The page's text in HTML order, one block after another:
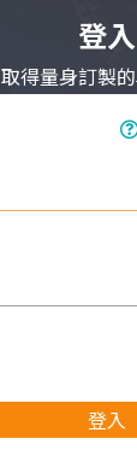
登入
取得量身訂製
登入